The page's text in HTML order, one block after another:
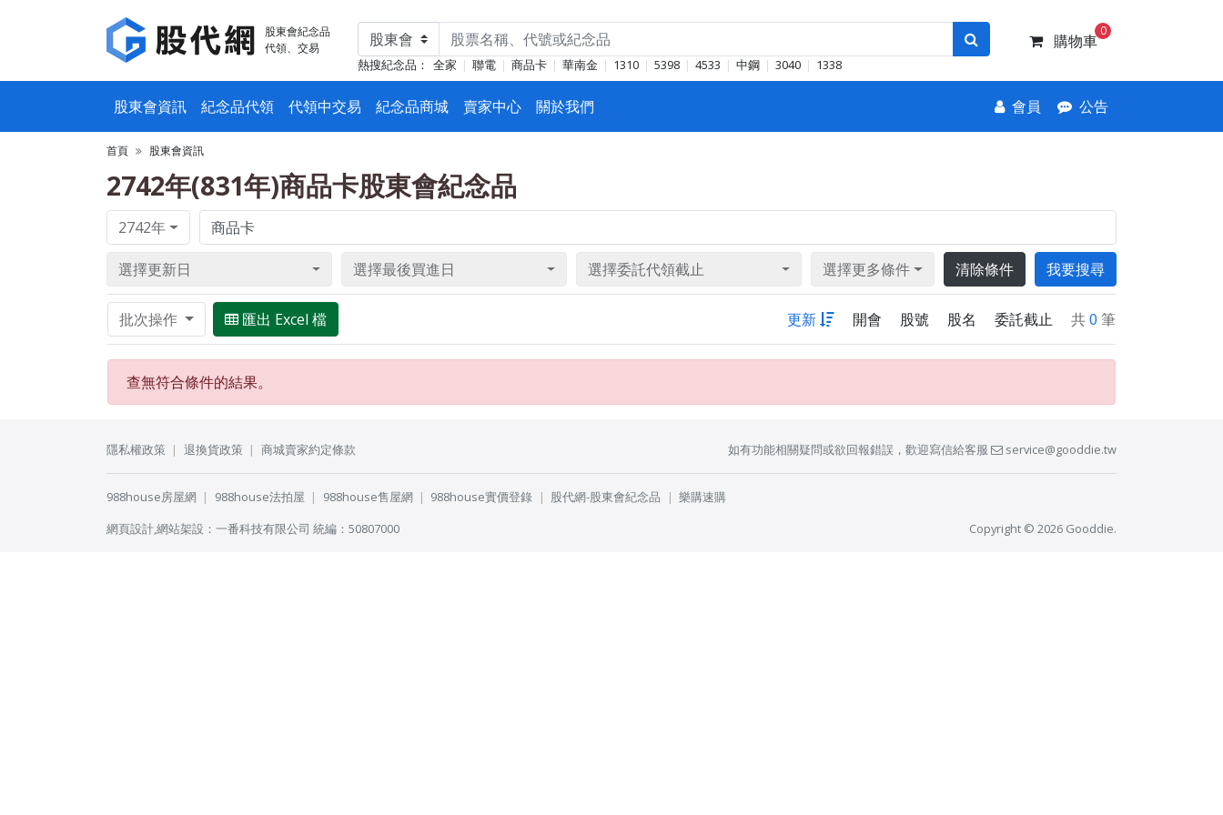
股東會紀念品
代領、交易
熱搜紀念品： 全家 聯電 商品卡 華南金 1310 5398 4533 中鋼 3040 1338
購物車
0
股東會資訊 紀念品代領 代領中交易 紀念品商城 賣家中心 關於我們 會員 公告
首頁 股東會資訊
2742年(831年)商品卡股東會紀念品
2742年
選擇更新日 選擇最後買進日 選擇委託代領截止 選擇更多條件 清除條件 我要搜尋
批次操作 匯出 Excel 檔 更新 開會 股號 股名 委託截止 共0 筆
查無符合條件的結果。
隱私權政策 退換貨政策 商城賣家約定條款 如有功能相關疑問或欲回報錯誤，歡迎寫信給客服 service@gooddie.tw
988house房屋網 988house法拍屋 988house售屋網 988house實價登錄 股代網-股東會紀念品
樂購速購
網頁設計,網站架設 ： 一番科技有限公司 統編：50807000 Copyright © 2026 Gooddie.